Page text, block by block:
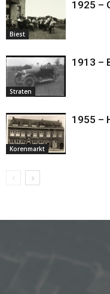
Biest
1925 –
Straten
1913 –
Korenmarkt
1955 –